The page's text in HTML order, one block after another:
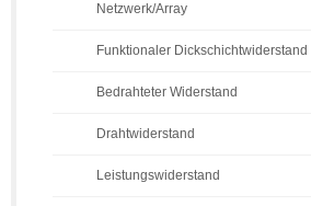
Netzwerk/Array
Funktionaler Dickschichtwiderstand
Bedrahteter Widerstand
Drahtwiderstand
Leistungswiderstand